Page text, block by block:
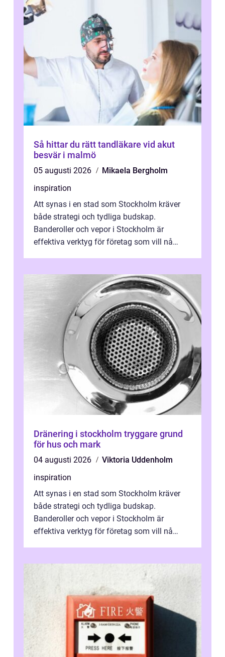
Så hittar du rätt tandläkare vid akut
besvär i malmö
05 augusti 2026
Mikaela Bergholm
inspiration
Att synas i en stad som Stockholm kräver
både strategi och tydliga budskap.
Banderoller och vepor i Stockholm är
effektiva verktyg för företag som vill nå
Dränering i stockholm tryggare grund
för hus och mark
04 augusti 2026
Viktoria Uddenholm
inspiration
Att synas i en stad som Stockholm kräver
både strategi och tydliga budskap.
Banderoller och vepor i Stockholm är
effektiva verktyg för företag som vill nå